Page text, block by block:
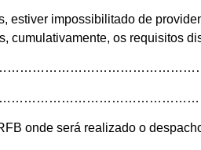
estiver impossibilitado de
cumulativamente, os requisitos
onde será realizado o